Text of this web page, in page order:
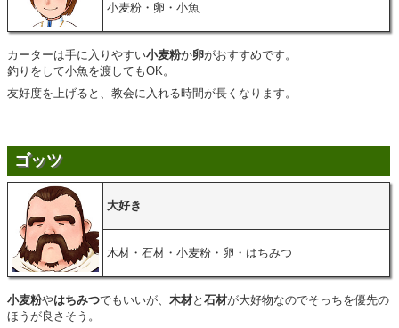
小麦粉・卵・小魚
カーターは手に入りやすい小麦粉か卵がおすすめです。
釣りをして小魚を渡してもOK。
友好度を上げると、教会に入れる時間が長くなります。
ゴッツ
大好き
木材・石材・小麦粉・卵・はちみつ
小麦粉やはちみつでもいいが、 木材と 石材が大好物なのでそっちを優先の
ほうが良さそう。